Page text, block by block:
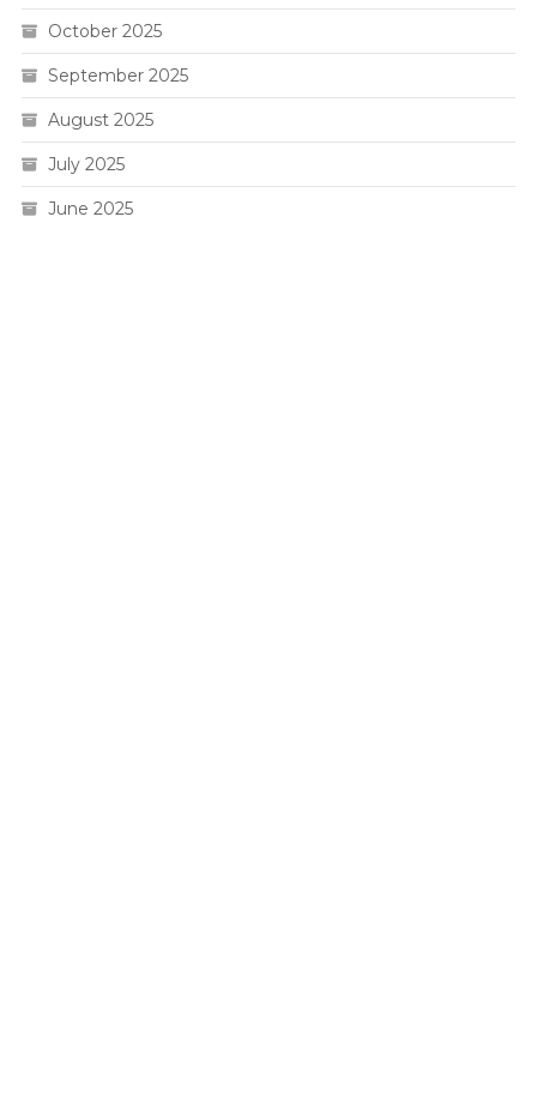
October 2025
September 2025
August 2025
July 2025
June 2025